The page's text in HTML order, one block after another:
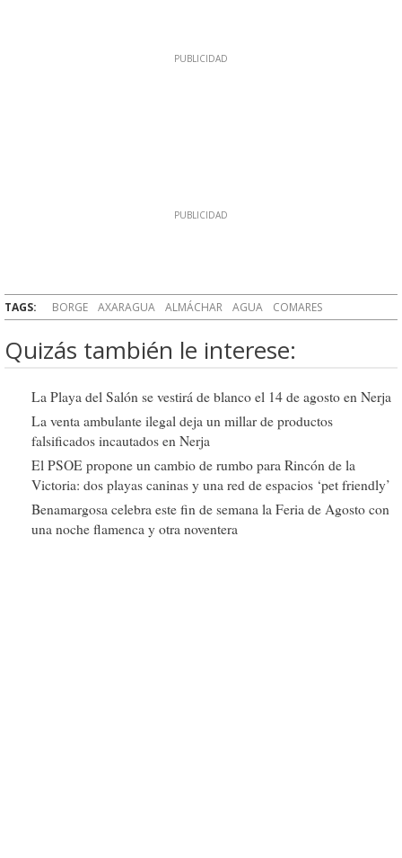
TAGS: BORGE AXARAGUA ALMÁCHAR AGUA COMARES
Quizás también le interese:
La Playa del Salón se vestirá de blanco el 14 de agosto en Nerja
La venta ambulante ilegal deja un millar de productos
falsificados incautados en Nerja
El PSOE propone un cambio de rumbo para Rincón de la
Victoria: dos playas caninas y una red de espacios ‘pet friendly’
Benamargosa celebra este fin de semana la Feria de Agosto con
una noche flamenca y otra noventera